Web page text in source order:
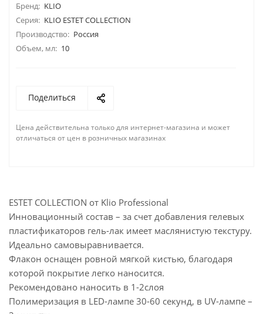
Бренд: KLIO
Серия: KLIO ESTET COLLECTION
Производство: Россия
Объем, мл: 10
Поделиться
Цена действительна только для интернет-магазина и может
отличаться от цен в розничных магазинах
ESTET COLLECTION от Klio Professional
Инновационный состав – за счет добавления гелевых
пластификаторов гель-лак имеет маслянистую текстуру.
Идеально самовыравнивается.
Флакон оснащен ровной мягкой кистью, благодаря
которой покрытие легко наносится.
Рекомендовано наносить в 1-2слоя
Полимеризация в LED-лампе 30-60 секунд, в UV-лампе –